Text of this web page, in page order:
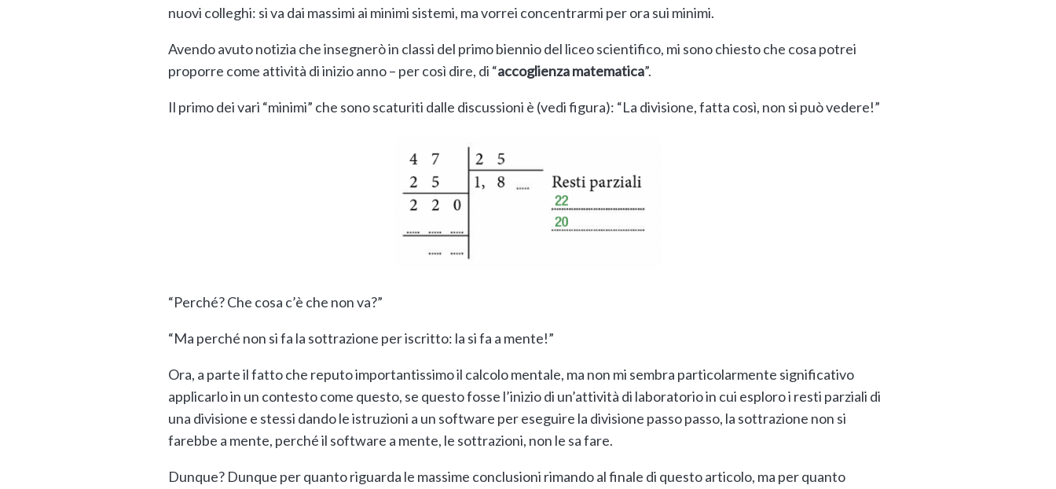
nuovi colleghi: si va dai massimi ai minimi sistemi, ma vorrei concentrarmi per ora sui minimi.
Avendo avuto notizia che insegnerò in classi del primo biennio del liceo scientifico, mi sono chiesto che cosa potrei
proporre come attività di inizio anno – per così dire, di “accoglienza matematica”.
Il primo dei vari “minimi” che sono scaturiti dalle discussioni è (vedi figura): “La divisione, fatta così, non si può vedere!”
“Perché? Che cosa c’è che non va?”
“Ma perché non si fa la sottrazione per iscritto: la si fa a mente!”
Ora, a parte il fatto che reputo importantissimo il calcolo mentale, ma non mi sembra particolarmente significativo
applicarlo in un contesto come questo, se questo fosse l’inizio di un’attività di laboratorio in cui esploro i resti parziali di
una divisione e stessi dando le istruzioni a un software per eseguire la divisione passo passo, la sottrazione non si
farebbe a mente, perché il software a mente, le sottrazioni, non le sa fare.
Dunque? Dunque per quanto riguarda le massime conclusioni rimando al finale di questo articolo, ma per quanto